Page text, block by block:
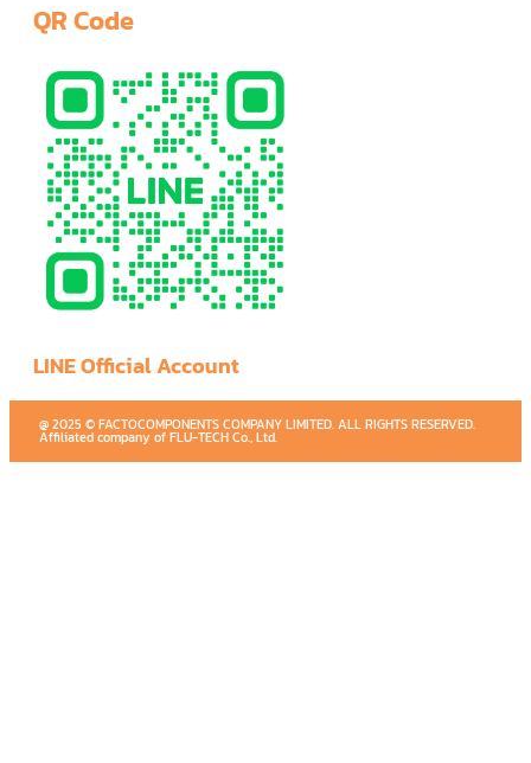
QR Code
LINE Official Account
@ 2025 © FACTOCOMPONENTS COMPANY LIMITED. ALL RIGHTS RESERVED.
Affiliated company of FLU-TECH Co., Ltd.